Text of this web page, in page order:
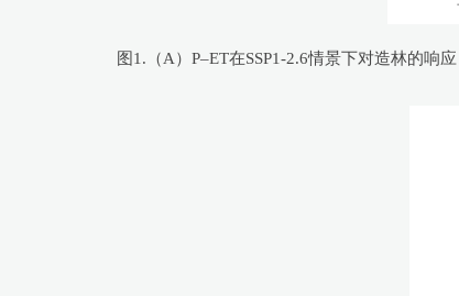
图1.（A）P–ET在SSP1-2.6情景下对造林的响